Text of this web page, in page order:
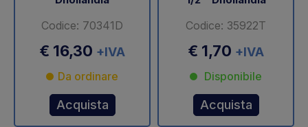
Codice: 70341D
€ 16,30 +IVA
Da ordinare
Acquista
Codice: 35922T
€ 1,70 +IVA
Disponibile
Acquista